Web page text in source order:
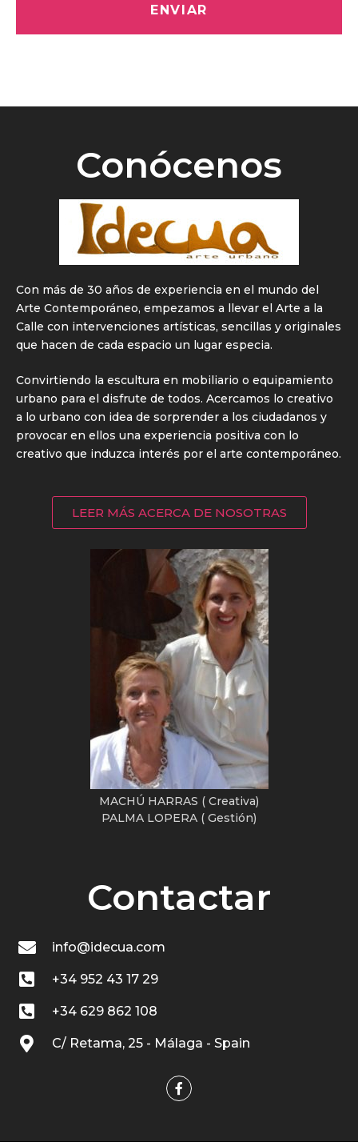
ENVIAR
Conócenos
Con más de 30 años de experiencia en el mundo del
Arte Contemporáneo, empezamos a llevar el Arte a la
Calle con intervenciones artísticas, sencillas y originales
que hacen de cada espacio un lugar especia.
Convirtiendo la escultura en mobiliario o equipamiento
urbano para el disfrute de todos. Acercamos lo creativo
a lo urbano con idea de sorprender a los ciudadanos y
provocar en ellos una experiencia positiva con lo
creativo que induzca interés por el arte contemporáneo.
LEER MÁS ACERCA DE NOSOTRAS
MACHÚ HARRAS ( Creativa)
PALMA LOPERA ( Gestión)
Contactar
info@idecua.com
+34 952 43 17 29
+34 629 862 108
C/ Retama, 25 - Málaga - Spain